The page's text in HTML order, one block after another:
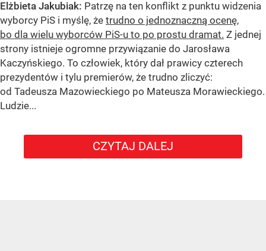
Elżbieta Jakubiak: Patrzę na ten konflikt z punktu widzenia
wyborcy PiS i myślę, że trudno o jednoznaczną ocenę,
bo dla wielu wyborców PiS-u to po prostu dramat. Z jednej
strony istnieje ogromne przywiązanie do Jarosława
Kaczyńskiego. To człowiek, który dał prawicy czterech
prezydentów i tylu premierów, że trudno zliczyć:
od Tadeusza Mazowieckiego po Mateusza Morawieckiego.
Ludzie...
CZYTAJ DALEJ